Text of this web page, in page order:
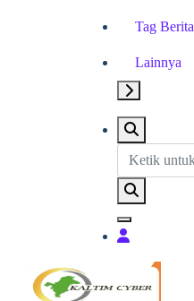
Tag Berita
Lainnya